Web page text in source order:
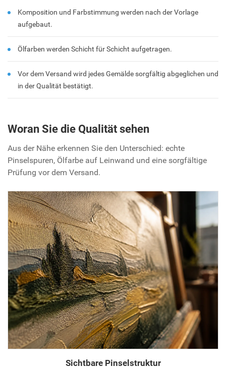
Komposition und Farbstimmung werden nach der Vorlage
aufgebaut.
Ölfarben werden Schicht für Schicht aufgetragen.
Vor dem Versand wird jedes Gemälde sorgfältig abgeglichen und
in der Qualität bestätigt.
Woran Sie die Qualität sehen
Aus der Nähe erkennen Sie den Unterschied: echte
Pinselspuren, Ölfarbe auf Leinwand und eine sorgfältige
Prüfung vor dem Versand.
Sichtbare Pinselstruktur